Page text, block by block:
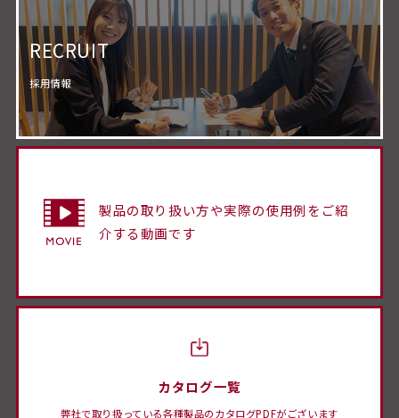
RECRUIT
採用情報
製品の取り扱い方や実際の使用例をご紹
介する動画です
カタログ一覧
弊社で取り扱っている各種製品のカタログPDFがございます